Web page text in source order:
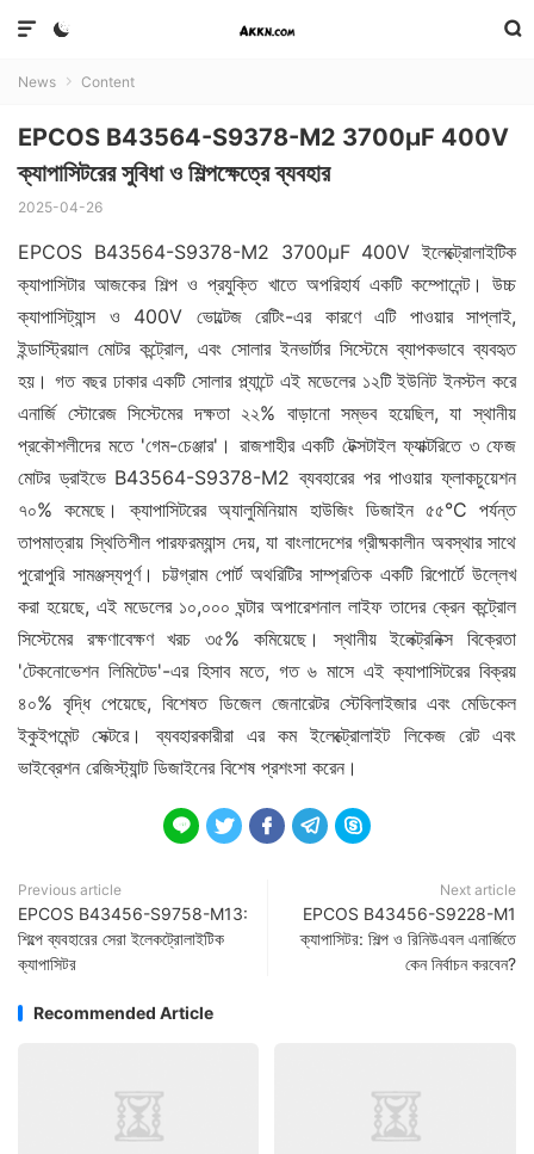



News  Content
EPCOS B43564-S9378-M2 3700µF 400V
ক্যাপাসিটরের সুবিধা ও শিল্পক্ষেত্রে ব্যবহার
2025-04-26
EPCOS B43564-S9378-M2 3700µF 400V ইলেক্ট্রোলাইটিক
ক্যাপাসিটার আজকের শিল্প ও প্রযুক্তি খাতে অপরিহার্য একটি কম্পোনেন্ট। উচ্চ
ক্যাপাসিট্যান্স ও 400V ভোল্টেজ রেটিং-এর কারণে এটি পাওয়ার সাপ্লাই,
ইন্ডাস্ট্রিয়াল মোটর কন্ট্রোল, এবং সোলার ইনভার্টার সিস্টেমে ব্যাপকভাবে ব্যবহৃত
হয়। গত বছর ঢাকার একটি সোলার প্ল্যান্টে এই মডেলের ১২টি ইউনিট ইনস্টল করে
এনার্জি স্টোরেজ সিস্টেমের দক্ষতা ২২% বাড়ানো সম্ভব হয়েছিল, যা স্থানীয়
প্রকৌশলীদের মতে 'গেম-চেঞ্জার'। রাজশাহীর একটি টেক্সটাইল ফ্যাক্টরিতে ৩ ফেজ
মোটর ড্রাইভে B43564-S9378-M2 ব্যবহারের পর পাওয়ার ফ্লাকচুয়েশন
৭০% কমেছে। ক্যাপাসিটরের অ্যালুমিনিয়াম হাউজিং ডিজাইন ৫৫°C পর্যন্ত
তাপমাত্রায় স্থিতিশীল পারফরম্যান্স দেয়, যা বাংলাদেশের গ্রীষ্মকালীন অবস্থার সাথে
পুরোপুরি সামঞ্জস্যপূর্ণ। চট্টগ্রাম পোর্ট অথরিটির সাম্প্রতিক একটি রিপোর্টে উল্লেখ
করা হয়েছে, এই মডেলের ১০,০০০ ঘন্টার অপারেশনাল লাইফ তাদের ক্রেন কন্ট্রোল
সিস্টেমের রক্ষণাবেক্ষণ খরচ ৩৫% কমিয়েছে। স্থানীয় ইলেক্ট্রনিক্স বিক্রেতা
'টেকনোভেশন লিমিটেড'-এর হিসাব মতে, গত ৬ মাসে এই ক্যাপাসিটরের বিক্রয়
৪০% বৃদ্ধি পেয়েছে, বিশেষত ডিজেল জেনারেটর স্টেবিলাইজার এবং মেডিকেল
ইকুইপমেন্ট সেক্টরে। ব্যবহারকারীরা এর কম ইলেক্ট্রোলাইট লিকেজ রেট এবং
ভাইব্রেশন রেজিস্ট্যান্ট ডিজাইনের বিশেষ প্রশংসা করেন।
    
Previous article
EPCOS B43456-S9758-M13:
শিল্পে ব্যবহারের সেরা ইলেকট্রোলাইটিক
ক্যাপাসিটর
Next article
EPCOS B43456-S9228-M1
ক্যাপাসিটর: শিল্প ও রিনিউএবল এনার্জিতে
কেন নির্বাচন করবেন?
Recommended Article